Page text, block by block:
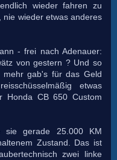
wieder fahren zu
nie wieder etwas anderes
- frei nach Adenauer:
von gestern ? Und so
mehr gab's für das Geld
etwas
Honda CB 650 Custom
sie gerade 25.000 KM
Zustand. Das ist
zwei linke